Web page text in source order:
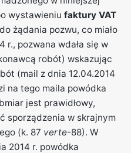
wystawieniu faktury VAT
żądania pozwu, co miało
r., pozwana wdała się w
robót) wskazując
(mail z dnia 12.04.2014
na tego maila powódka
jest prawidłowy,
sporządzenia w skrajnym
(k. 87 verte-88). W
2014 r. powódka